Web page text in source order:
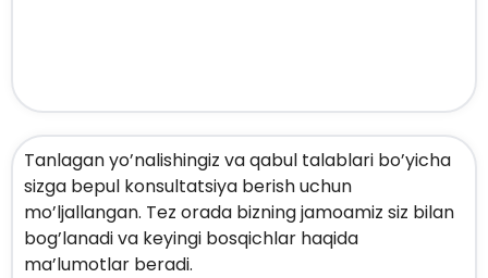
Tanlagan yo’nalishingiz va qabul talablari bo’yicha
sizga bepul konsultatsiya berish uchun
mo’ljallangan. Tez orada bizning jamoamiz siz bilan
bog’lanadi va keyingi bosqichlar haqida
ma’lumotlar beradi.